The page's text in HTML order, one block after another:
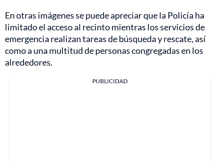
En otras imágenes se puede apreciar que la Policía ha
limitado el acceso al recinto mientras los servicios de
emergencia realizan tareas de búsqueda y rescate, así
como a una multitud de personas congregadas en los
alrededores.
PUBLICIDAD